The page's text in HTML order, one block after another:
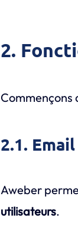
2.
Commençons
2.1.
Aweber
utilisateurs.